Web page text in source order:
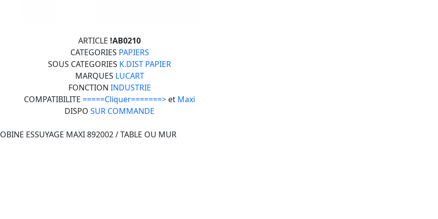
ARTICLE !AB0210
CATEGORIES PAPIERS
SOUS CATEGORIES K.DIST PAPIER
MARQUES LUCART
FONCTION INDUSTRIE
COMPATIBILITE =====Cliquer=======> et Maxi
DISPO SUR COMMANDE
ESSUYAGE MAXI 892002 / TABLE OU MUR